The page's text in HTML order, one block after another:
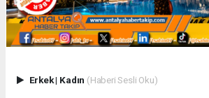
Erkek| Kadın (Haberi Sesli Oku)